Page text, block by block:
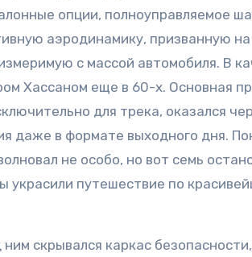
опции, полноуправляемое
аэродинамику, призванную
с массой автомобиля. В
Хассаном еще в 60-х. Основная
для трека, оказался
даже в формате выходного дня.
не особо, но вот семь
украсили путешествие по
скрывался каркас